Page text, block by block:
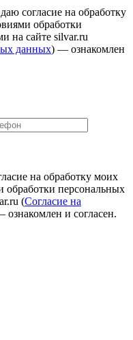
согласие на обработку
обработки
на сайте silvar.ru
данных) — ознакомлен
на обработку моих
персональных
(Согласие на
ознакомлен и согласен.